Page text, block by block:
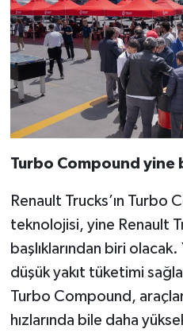
Turbo Compound yine
Renault Trucks’ın
teknolojisi, yine Renault
başlıklarından biri
düşük yakıt tüketimi
Turbo Compound,
hızlarında bile daha